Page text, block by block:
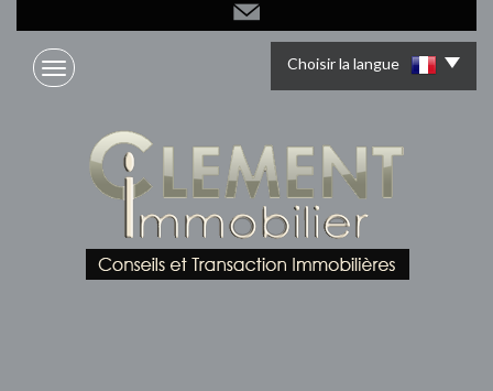
Choisir la langue